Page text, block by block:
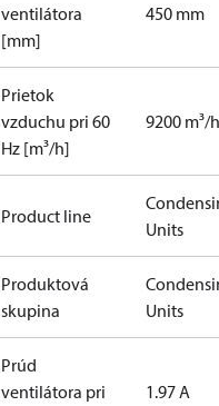
ventilátora
[mm]
450 mm
Prietok
vzduchu pri 60
Hz [m³/h]
9200 m³/h
Product line
Units
Produktová
skupina
Units
Prúd
ventilátora pri
1.97 A